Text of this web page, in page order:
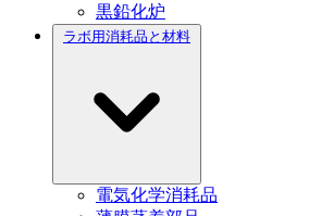
黒鉛化炉
ラボ用消耗品と材料
電気化学消耗品